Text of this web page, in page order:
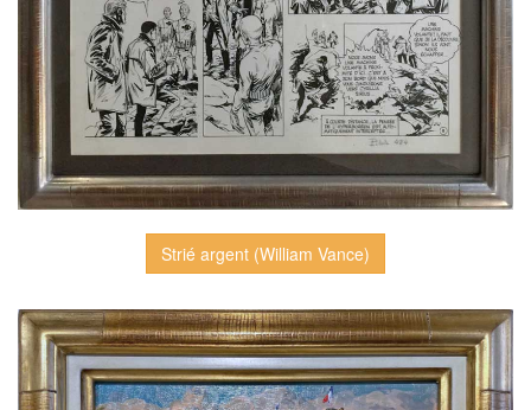
Strié argent (William Vance)